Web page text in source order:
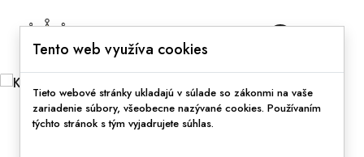
Tento web využíva cookies
Tieto webové stránky ukladajú v súlade so zákonmi na vaše
zariadenie súbory, všeobecne nazývané cookies. Používaním
týchto stránok s tým vyjadrujete súhlas.